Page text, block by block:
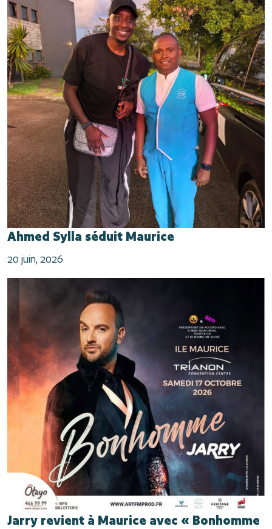
Ahmed Sylla séduit Maurice
20 juin, 2026
Jarry revient à Maurice avec « Bonhomme